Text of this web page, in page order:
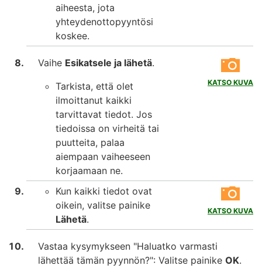
aiheesta, jota
yhteydenottopyyntösi
koskee.
KATSO KUVA
Vaihe Esikatsele ja lähetä.
Tarkista, että olet
ilmoittanut kaikki
tarvittavat tiedot. Jos
tiedoissa on virheitä tai
puutteita, palaa
aiempaan vaiheeseen
korjaamaan ne.
KATSO KUVA
Kun kaikki tiedot ovat
oikein, valitse painike
Lähetä.
Vastaa kysymykseen "Haluatko varmasti
lähettää tämän pyynnön?": Valitse painike OK.